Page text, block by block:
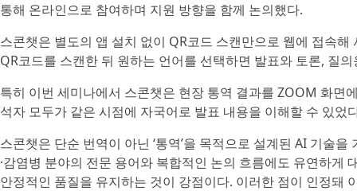
통해 온라인으로 참여하며 지원 방향을 함께 논의했다.
스콘챗은 별도의 앱 설치 없이 QR코드 스캔만으로 웹에 접속
QR코드를 스캔한 뒤 원하는 언어를 선택하면 발표와 토론, 질
특히 이번 세미나에서 스콘챗은 현장 통역 결과를 ZOOM 화면
석자 모두가 같은 시점에 자국어로 발표 내용을 이해할 수 있었
스콘챗은 단순 번역이 아닌 ‘통역’을 목적으로 설계된 AI 기술
·감염병 분야의 전문 용어와 복합적인 논의 흐름에도 유연하
안정적인 품질을 유지하는 것이 강점이다. 이러한 점이 인정돼